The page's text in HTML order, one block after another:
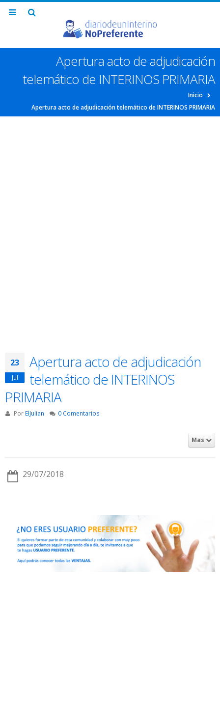
Apertura acto de adjudicación
telemático de INTERINOS PRIMARIA
Inicio
Apertura acto de adjudicación telemático de INTERINOS PRIMARIA
23
Jul
Apertura acto de adjudicación
telemático de INTERINOS
PRIMARIA
Por ElJulian 0 Comentarios
Mas
29/07/2018